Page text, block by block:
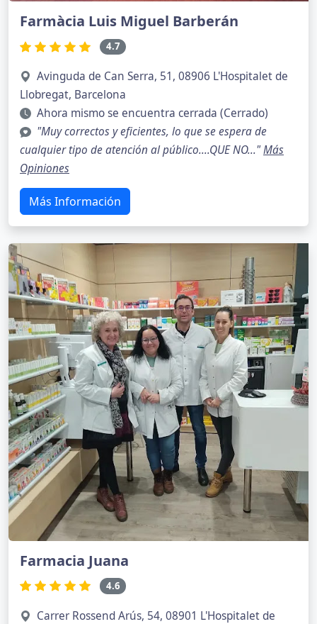
Farmàcia Luis Miguel Barberán
4.7
Avinguda de Can Serra, 51, 08906 L'Hospitalet de
Llobregat, Barcelona
Ahora mismo se encuentra cerrada (Cerrado)
"Muy correctos y eficientes, lo que se espera de
cualquier tipo de atención al público....QUE NO..."Más
Opiniones
Más Información
Farmacia Juana
4.6
Carrer Rossend Arús, 54, 08901 L'Hospitalet de